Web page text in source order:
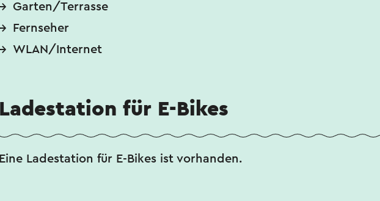
Garten/Terrasse
Fernseher
WLAN/Internet
Ladestation für E-Bikes
Eine Ladestation für E-Bikes ist vorhanden.